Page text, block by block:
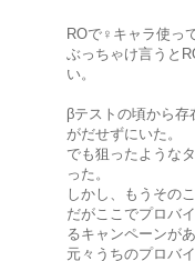
ROで♀キャラ使っ
ぶっちゃけ言うと
い。
βテストの頃から
がだせずにいた。
でも狙ったような
った。
しかし、もうその
だがここでプロバ
るキャンペーンが
元々うちのプロバ